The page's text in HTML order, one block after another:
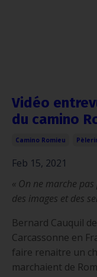
Vidéo
du camino
Camino Romieu
Feb 15, 2021
« On ne marche
des images et des
Bernard Cauquil
Carcassonne en
faire renaitre un
marchaient de